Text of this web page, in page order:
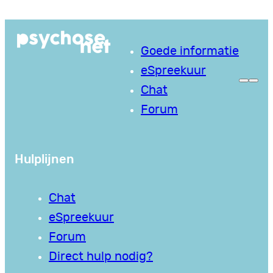
naar
Goede informatie
eSpreekuur
Chat
Forum
Hulplijnen
Chat
eSpreekuur
Forum
Direct hulp nodig?